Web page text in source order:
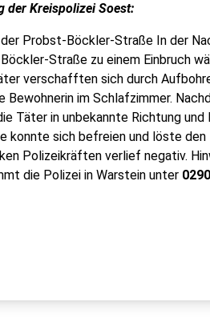
der Kreispolizei Soest:
Probst-Böckler-Straße In der
Straße zu einem Einbruch
verschafften sich durch
Bewohnerin im Schlafzimmer.
Täter in unbekannte Richtung und
konnte sich befreien und löste
Polizeikräften verlief negativ.
die Polizei in Warstein unter